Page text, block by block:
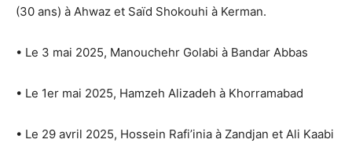
(30 ans) à Ahwaz et Saïd Shokouhi à Kerman.
• Le 3 mai 2025, Manouchehr Golabi à Bandar Abbas
• Le 1er mai 2025, Hamzeh Alizadeh à Khorramabad
• Le 29 avril 2025, Hossein Rafi’inia à Zandjan et Ali Kaabi